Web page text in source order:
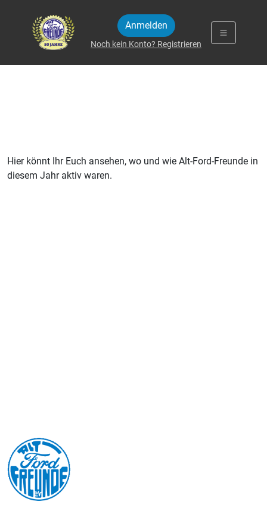
Anmelden
Noch kein Konto? Registrieren
Hier könnt Ihr Euch ansehen, wo und wie Alt-Ford-Freunde in
diesem Jahr aktiv waren.